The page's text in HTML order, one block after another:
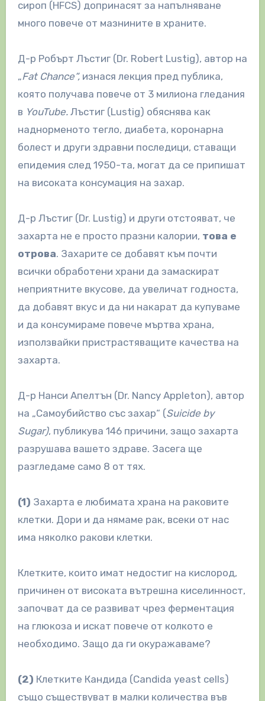
сироп (HFCS) допринасят за напълняване
много повече от мазнините в храните.
Д-р Робърт Лъстиг (Dr. Robert Lustig), автор на
„Fat Chance“, изнася лекция пред публика,
която получава повече от 3 милиона гледания
в YouTube. Лъстиг (Lustig) обяснява как
наднорменото тегло, диабета, коронарна
болест и други здравни последици, ставащи
епидемия след 1950-та, могат да се припишат
на високата консумация на захар.
Д-р Лъстиг (Dr. Lustig) и други отстояват, че
захарта не е просто празни калории, това е
отрова. Захарите се добавят към почти
всички обработени храни да замаскират
неприятните вкусове, да увеличат годноста,
да добавят вкус и да ни накарат да купуваме
и да консумираме повече мъртва храна,
използвайки пристрастяващите качества на
захарта.
Д-р Нанси Апелтън (Dr. Nancy Appleton), автор
на „Самоубийство със захар“ (Suicide by
Sugar), публикува 146 причини, защо захарта
разрушава вашето здраве. Засега ще
разгледаме само 8 от тях.
(1) Захарта е любимата храна на раковите
клетки. Дори и да нямаме рак, всеки от нас
има няколко ракови клетки.
Клетките, които имат недостиг на кислород,
причинен от високата вътрешна киселинност,
започват да се развиват чрез ферментация
на глюкоза и искат повече от колкото е
необходимо. Защо да ги окуражаваме?
(2) Клетките Кандида (Candida yeast cells)
също съществуват в малки количества във